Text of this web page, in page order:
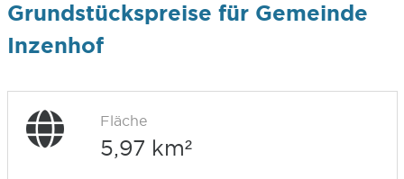
Grundstückspreise für Gemeinde
Inzenhof
Fläche
5,97 km²